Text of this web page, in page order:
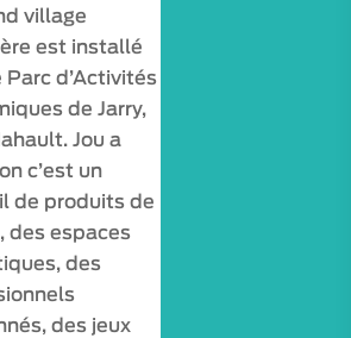
village
est installé
Parc d’Activités
de Jarry,
Jou a
c’est un
de produits de
des espaces
des
des jeux